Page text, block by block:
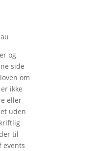
og
side
om
ikke
eller
uden
til
events